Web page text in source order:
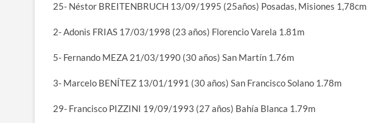
25- Néstor BREITENBRUCH 13/09/1995 (25años) Posadas, Misiones 1,78cm
2- Adonis FRIAS 17/03/1998 (23 años) Florencio Varela 1.81m
5- Fernando MEZA 21/03/1990 (30 años) San Martín 1.76m
3- Marcelo BENÍTEZ 13/01/1991 (30 años) San Francisco Solano 1.78m
29- Francisco PIZZINI 19/09/1993 (27 años) Bahía Blanca 1.79m